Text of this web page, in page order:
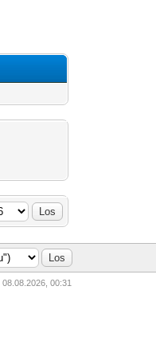
08.08.2026, 00:31